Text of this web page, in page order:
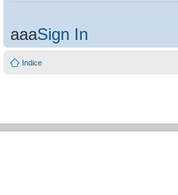
aaaSign In
Indice